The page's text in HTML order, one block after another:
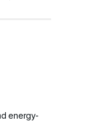
energy-